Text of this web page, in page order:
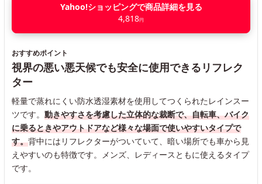
Yahoo!ショッピングで商品詳細を見る
4,818円
おすすめポイント
視界の悪い悪天候でも安全に使用できるリフレク
ター
軽量で蒸れにくい防水透湿素材を使用してつくられたレインスー
ツです。 動きやすさを考慮した立体的な裁断で、自転車、バイク
に乗るときやアウトドアなど様々な場面で使いやすいタイプで
す。背中にはリフレクターがついていて、暗い場所でも車から見
えやすいのも特徴です。メンズ、レディースともに使えるタイプ
です。